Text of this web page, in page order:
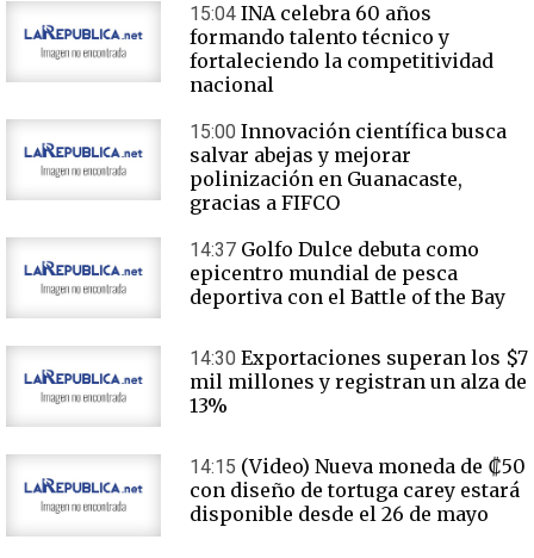
15:04 INA celebra 60 años
formando talento técnico y
fortaleciendo la competitividad
nacional
15:00 Innovación científica busca
salvar abejas y mejorar
polinización en Guanacaste,
gracias a FIFCO
14:37 Golfo Dulce debuta como
epicentro mundial de pesca
deportiva con el Battle of the Bay
14:30 Exportaciones superan los $7
mil millones y registran un alza de
13%
14:15 (Video) Nueva moneda de ₡50
con diseño de tortuga carey estará
disponible desde el 26 de mayo